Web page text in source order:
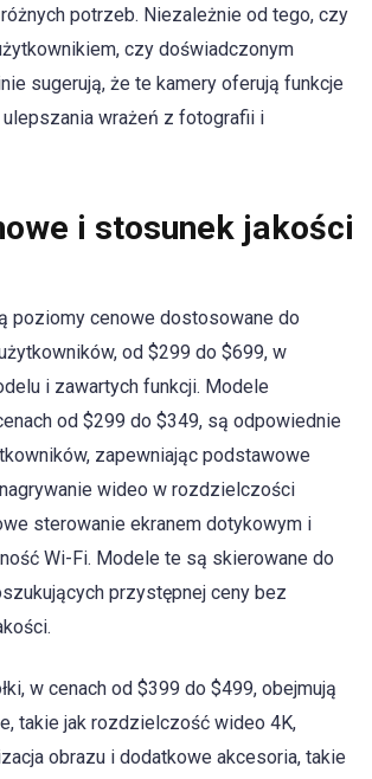
potrzeb. Niezależnie od tego, czy
czy doświadczonym
sugerują, że te kamery oferują funkcje
wrażeń z fotografii i
i stosunek jakości
poziomy cenowe dostosowane do
od $299 do $699, w
i zawartych funkcji. Modele
od $299 do $349, są odpowiednie
zapewniając podstawowe
wideo w rozdzielczości
sterowanie ekranem dotykowym i
Wi-Fi. Modele te są skierowane do
przystępnej ceny bez
w cenach od $399 do $499, obejmują
takie jak rozdzielczość wideo 4K,
obrazu i dodatkowe akcesoria, takie